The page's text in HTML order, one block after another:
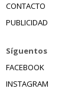
CONTACTO
PUBLICIDAD
Síguentos
FACEBOOK
INSTAGRAM